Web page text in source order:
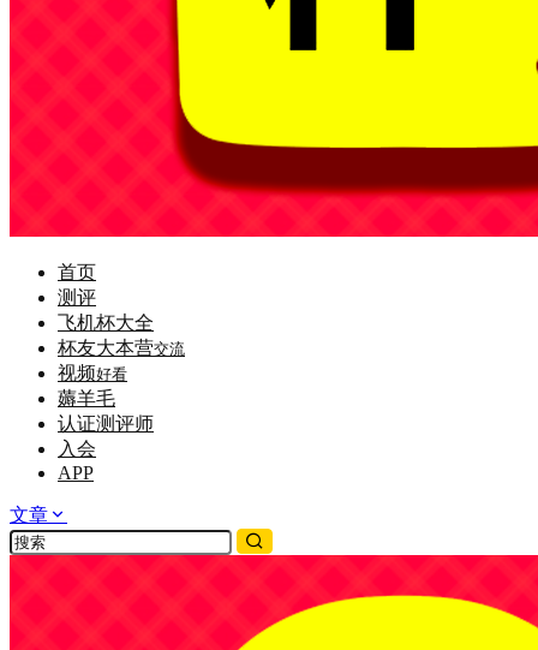
首页
测评
飞机杯大全
杯友大本营交流
视频好看
薅羊毛
认证测评师
入会
APP
文章